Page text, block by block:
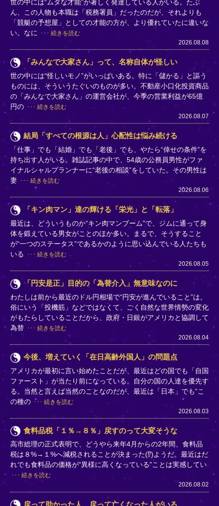
世の中には“ムダな才能”が著しく発達している人がいる。たぶ
ん、この人物も本職は「税務署員」だったのだが、それよりも
「競艇の予想屋」としての才能の方が、より優れていたに違いな
い。なに
続きを読む
2026.08.08
「みんなで大家さん」って、名称自体が怪しい
世の中には“怪しいモノ”がいっぱいある。特に「儲かる」と謳う
ものには、そういうたぐいのものが多い。不動産小口化投資商品
の「みんなで大家さん」の運営会社が、今季の営業利益が65億
円の
続きを読む
2026.08.07
結局「すべての根源は人」心配性は悩み続ける
「仕事」でも「結婚」でも「老後」でも、やたら“倖せの条件”を
持ち出す人がいる。雑誌記事の中で、54歳の公務員男性がファ
イナルシャルプランナーに“老後の相談”をしていた。その男性は
妻
続きを読む
2026.08.06
「キン肉マン」達の輝ける「栄光」と「転落」
最近は、どういうものか“キン肉マンブーム”で、ジムに通って身
体を鍛えている男女がことのほか多い。まるで、そうすること
が“一つのステータス”であるかのように思い込んでいる人たちも
いる
続きを読む
2026.08.05
「円安是正」目的の「為替介入」無意味なのに
わたしは前から最近のドル円相場で“円安が進んでいること”は、
俗にいう「投機筋」などではなくて、ごく自然な世界情勢の変化
がもたらしていることだから、政府・日銀がアメリカと協調して
為替
続きを読む
2026.08.04
今後、増えていく「在日高齢外国人」の問題点
アメリカが最初に言い始めたことだが、最近はどの国でも「自国
ファースト」が当たり前になっている。自分の国の人達を優先す
る。当然と言えば当然のことなのだが、最近は「日本」でも“こ
の種の
続きを読む
2026.08.03
食料品税「１％→８％」戻すのって大変そうな
高市総理の正式表明で、どうやら来年4月からの2年間、食料品
税は８%→１%へ減税されることが決まった(⁉)ようだ。最近はだ
れでも食料品の価格が“異様に高くなっている”ことは実感してい
続きを読む
2026.08.02
戻って助かった人、戻って亡くなった人がいる